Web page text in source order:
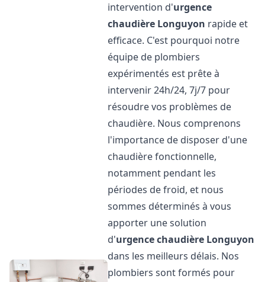
intervention d'urgence
chaudière Longuyon rapide et
efficace. C'est pourquoi notre
équipe de plombiers
expérimentés est prête à
intervenir 24h/24, 7j/7 pour
résoudre vos problèmes de
chaudière. Nous comprenons
l'importance de disposer d'une
chaudière fonctionnelle,
notamment pendant les
périodes de froid, et nous
sommes déterminés à vous
apporter une solution
d'urgence chaudière Longuyon
dans les meilleurs délais. Nos
plombiers sont formés pour